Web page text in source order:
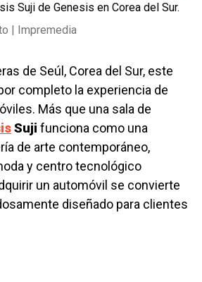
Suji de Genesis en Corea del Sur.
| Impremedia
de Seúl, Corea del Sur, este
completo la experiencia de
Más que una sala de
Suji funciona como una
de arte contemporáneo,
y centro tecnológico
un automóvil se convierte
diseñado para clientes